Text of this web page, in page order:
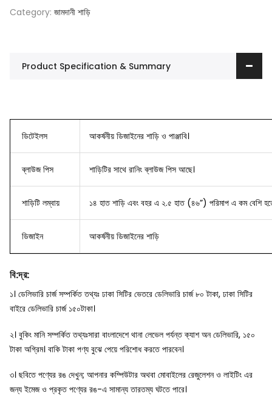
Category: জামদানী শাড়ি
Product Specification & Summary
ডিটেইলস আকর্ষনীয় ডিজাইনের শাড়ি ও পাঞ্জাবি।
ব্লাউজ পিস শাড়িটির সাথে রানিং ব্লাউজ পিস আছে।
শাড়িটি লম্বায় ১৪ হাত শাড়ি এবং বহর এ ২.৫ হাত (৪৬”) পরিমাপ এ কম বেশি
ডিজাইন আকর্ষনীয় ডিজাইনের শাড়ি
বি:দ্র:
১। ডেলিভারি চার্জ সম্পর্কিত তথ্যঃ ঢাকা সিটির ভেতরে ডেলিভারি চার্জ ৮০ টাকা, ঢাকা সিটির
বাইরে ডেলিভারি চার্জ ১৫০টাকা।
২। বুকিং মানি সম্পর্কিত তথ্যঃসারা বাংলাদেশে থানা লেভেল পর্যন্ত ক্যাশ অন ডেলিভারি, ১৫০
টাকা অগ্রিম। বাকি টাকা পণ্য বুঝে পেয়ে পরিশোধ করতে পারবেন।
৩। ছবিতে পণ্যের রঙ দেখুন; আপনার কম্পিউটার অথবা মোবাইলের রেজুলেশন ও লাইটিং এর
জন্য ইমেজ ও প্রকৃত পণ্যের রঙ-এ সামান্য তারতম্য ঘটতে পারে।